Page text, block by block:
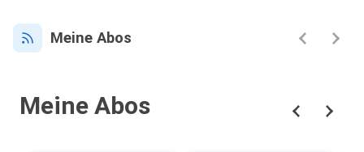
Meine Abos
Meine Abos